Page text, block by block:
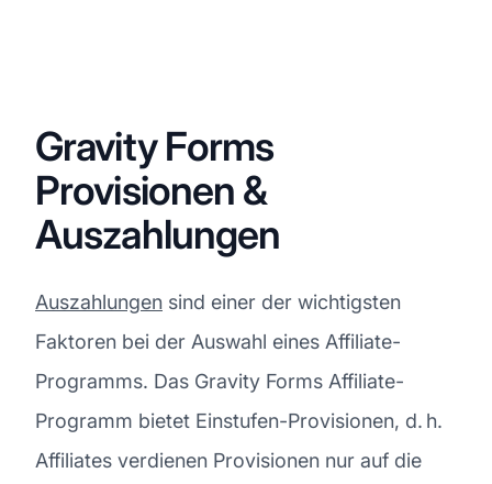
Gravity Forms
Provisionen &
Auszahlungen
Auszahlungen sind einer der wichtigsten
Faktoren bei der Auswahl eines Affiliate-
Programms. Das Gravity Forms Affiliate-
Programm bietet Einstufen-Provisionen, d. h.
Affiliates verdienen Provisionen nur auf die